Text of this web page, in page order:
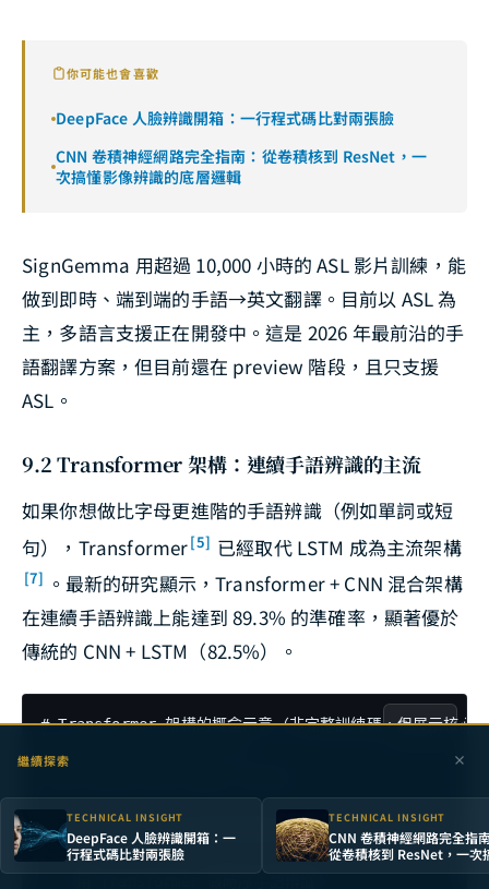
你可能也會喜歡
DeepFace 人臉辨識開箱：一行程式碼比對兩張臉
CNN 卷積神經網路完全指南：從卷積核到 ResNet，一
次搞懂影像辨識的底層邏輯
SignGemma 用超過 10,000 小時的 ASL 影片訓練，能
做到即時、端到端的手語→英文翻譯。目前以 ASL 為
主，多語言支援正在開發中。這是 2026 年最前沿的手
語翻譯方案，但目前還在 preview 階段，且只支援
ASL。
9.2 Transformer 架構：連續手語辨識的主流
如果你想做比字母更進階的手語辨識（例如單詞或短
句），Transformer[5] 已經取代 LSTM 成為主流架構
[7] 。最新的研究顯示，Transformer + CNN 混合架構
在連續手語辨識上能達到 89.3% 的準確率，顯著優於
傳統的 CNN + LSTM（82.5%）。
# Transformer 架構的概念示意（非完整訓練碼，但展示核心
def build_sign_transformer(seq_length=30,
    """
Copy
繼續探索
TECHNICAL INSIGHT
DeepFace 人臉辨識開箱：一
行程式碼比對兩張臉
TECHNICAL INSIGHT
CNN 卷積神經網路完全指
從卷積核到 ResNet，一次
影像辨識的底層邏輯